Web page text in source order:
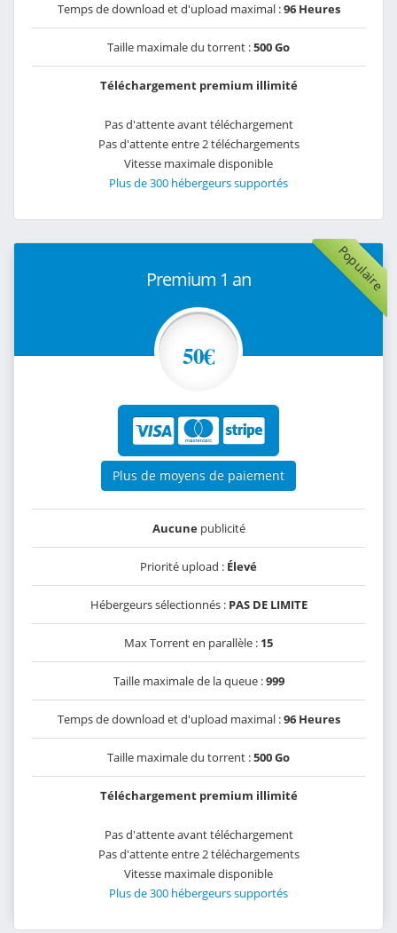
Temps de download et d'upload maximal :96 Heures
Taille maximale du torrent :500 Go
Téléchargement premium illimité
Pas d'attente avant téléchargement
Pas d'attente entre 2 téléchargements
Vitesse maximale disponible
Plus de 300 hébergeurs supportés
Populaire
Premium 1 an
50€
Plus de moyens de paiement
Aucunepublicité
Priorité upload : Élevé
Hébergeurs sélectionnés : PAS DE LIMITE
Max Torrent en parallèle : 15
Taille maximale de la queue :999
Temps de download et d'upload maximal :96 Heures
Taille maximale du torrent :500 Go
Téléchargement premium illimité
Pas d'attente avant téléchargement
Pas d'attente entre 2 téléchargements
Vitesse maximale disponible
Plus de 300 hébergeurs supportés